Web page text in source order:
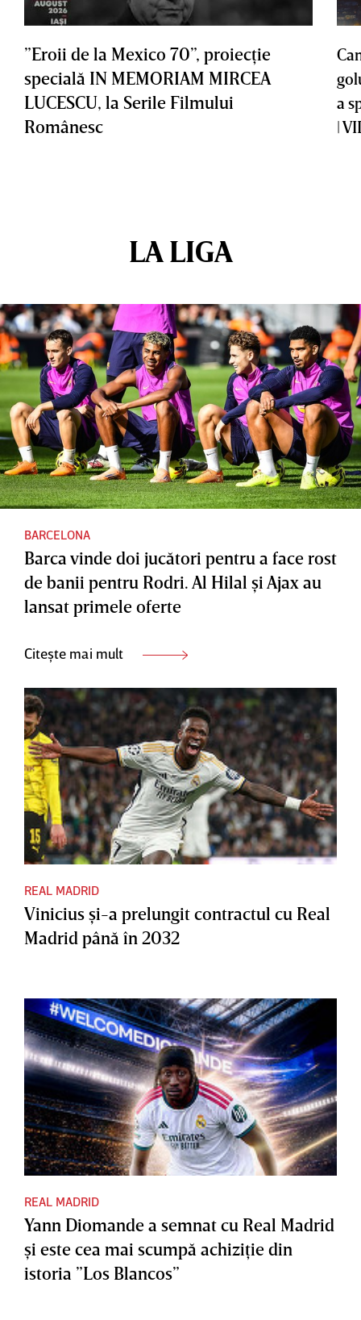
”Eroii de la Mexico 70”, proiecţie
specială IN MEMORIAM MIRCEA
LUCESCU, la Serile Filmului
Românesc
a
|
LA LIGA
BARCELONA
Barca vinde doi jucători pentru a face rost
de banii pentru Rodri. Al Hilal şi Ajax au
lansat primele oferte
Citește mai mult
REAL MADRID
Vinicius şi-a prelungit contractul cu Real
Madrid până în 2032
REAL MADRID
Yann Diomande a semnat cu Real Madrid
şi este cea mai scumpă achiziţie din
istoria ”Los Blancos”